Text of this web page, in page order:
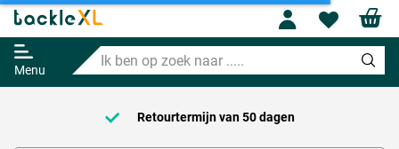
Menu
Ik
ben
op
naar
Profile
Voor 21:00 Besteld = Morgen in huis!*